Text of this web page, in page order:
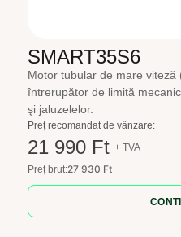
SMART35S6
Motor tubular de mare viteză
întrerupător de limită
şi jaluzelelor.
Preț recomandat de vânzare:
21 990 Ft + TVA
Preț brut:27 930 Ft